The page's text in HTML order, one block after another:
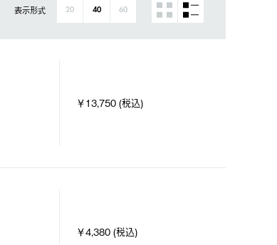
表示形式 20 40 60
￥13,750 (税込)
￥4,380 (税込)